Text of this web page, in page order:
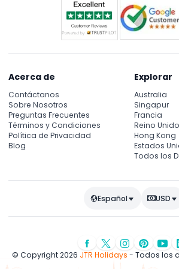
de
de
los
artistas
más
grandes
de
la
Estos
Dürer,
Tintoretto,
Acerca de
Contáctanos
Sobre Nosotros
Preguntas Frecuentes
Términos y Condiciones
Política de Privacidad
Blog
Explorar
Australia
Singapur
Francia
Reino Unido
Hong Kong
Estados
Todos los
Español USD
© Copyright 2026 JTR Holidays - Todos los